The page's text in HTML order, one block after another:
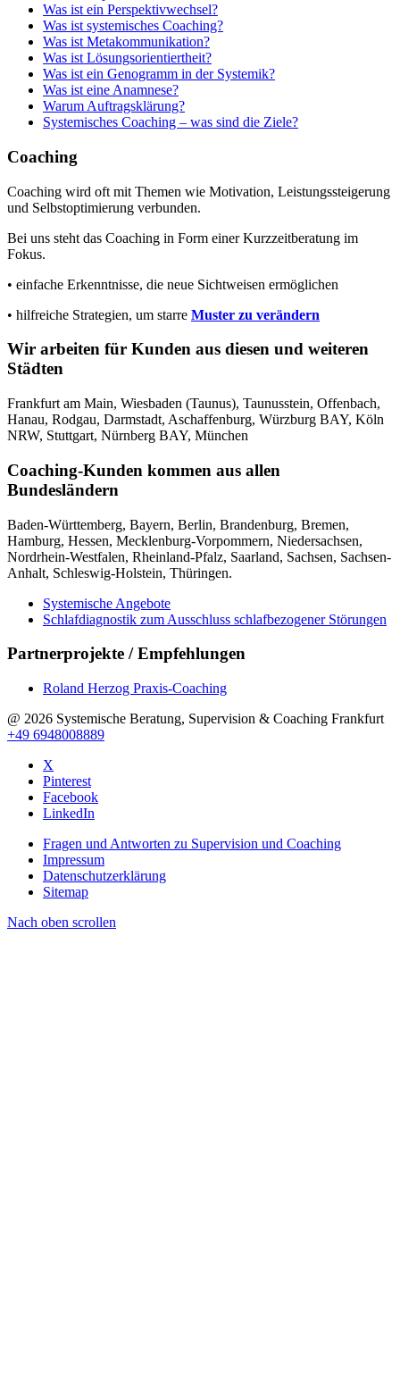
Was ist ein Perspektivwechsel?
Was ist systemisches Coaching?
Was ist Metakommunikation?
Was ist Lösungsorientiertheit?
Was ist ein Genogramm in der Systemik?
Was ist eine Anamnese?
Warum Auftragsklärung?
Systemisches Coaching – was sind die Ziele?
Coaching
Coaching wird oft mit Themen wie Motivation, Leistungssteigerung
und Selbstoptimierung verbunden.
Bei uns steht das Coaching in Form einer Kurzzeitberatung im
Fokus.
• einfache Erkenntnisse, die neue Sichtweisen ermöglichen
• hilfreiche Strategien, um starre Muster zu verändern
Wir arbeiten für Kunden aus diesen und weiteren
Städten
Frankfurt am Main, Wiesbaden (Taunus), Taunusstein, Offenbach,
Hanau, Rodgau, Darmstadt, Aschaffenburg, Würzburg BAY, Köln
NRW, Stuttgart, Nürnberg BAY, München
Coaching-Kunden kommen aus allen
Bundesländern
Baden-Württemberg, Bayern, Berlin, Brandenburg, Bremen,
Hamburg, Hessen, Mecklenburg-Vorpommern, Niedersachsen,
Nordrhein-Westfalen, Rheinland-Pfalz, Saarland, Sachsen, Sachsen-
Anhalt, Schleswig-Holstein, Thüringen.
Systemische Angebote
Schlafdiagnostik zum Ausschluss schlafbezogener Störungen
Partnerprojekte / Empfehlungen
Roland Herzog Praxis-Coaching
@ 2026 Systemische Beratung, Supervision & Coaching Frankfurt
+49 6948008889
X
Pinterest
Facebook
LinkedIn
Fragen und Antworten zu Supervision und Coaching
Impressum
Datenschutzerklärung
Sitemap
Nach oben scrollen